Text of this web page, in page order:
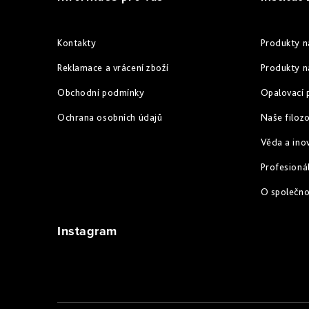
Kontakty
Reklamace a vrácení zboží
Obchodní podmínky
Ochrana osobních údajů
Produkty
Produkty
Opalovací
Naše
Věda a
O
Instagram